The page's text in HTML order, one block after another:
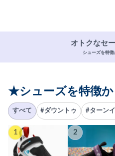
オトクなセ
シューズを特
★シューズを特徴か
すべて #ダウントゥ #ターン
1 2